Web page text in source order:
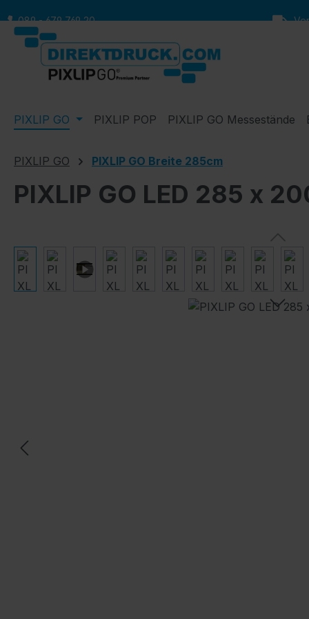
Hauptinhalt springen
Zur Suche springen
Zur Hauptnavigation springen
089 - 679 769 20
PIXLIP GO PIXLIP POP PIXLIP GO Messestände
PIXLIP GO PIXLIP GO Breite 285cm
PIXLIP GO LED 285 x
Bildergalerie überspringen